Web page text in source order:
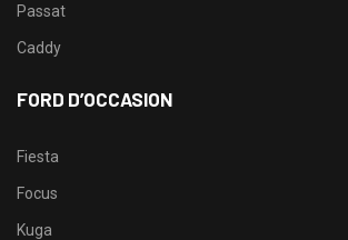
Passat
Caddy
FORD D’OCCASION
Fiesta
Focus
Kuga